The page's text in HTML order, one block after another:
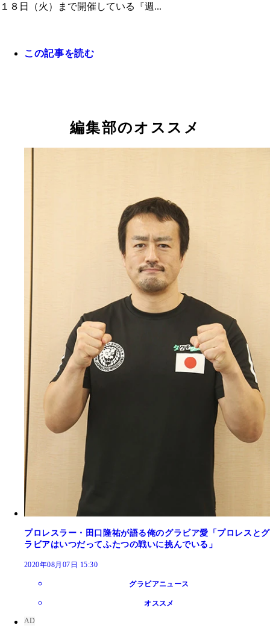
１８日（火）まで開催している『週...
この記事を読む
編集部のオススメ
プロレスラー・田口隆祐が語る俺のグラビア愛「プロレスとグ
ラビアはいつだってふたつの戦いに挑んでいる」
2020年08月07日 15:30
グラビアニュース
オススメ